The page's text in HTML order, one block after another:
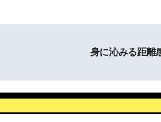
身に沁みる距離